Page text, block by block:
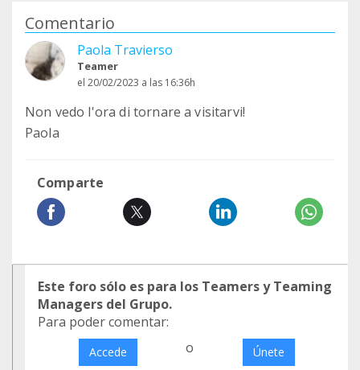
Comentario
Paola Travierso
Teamer
el 20/02/2023 a las 16:36h
Non vedo l'ora di tornare a visitarvi!
Paola
Comparte
Este foro sólo es para los Teamers y Teaming
Managers del Grupo.
Para poder comentar:
Accede o Únete